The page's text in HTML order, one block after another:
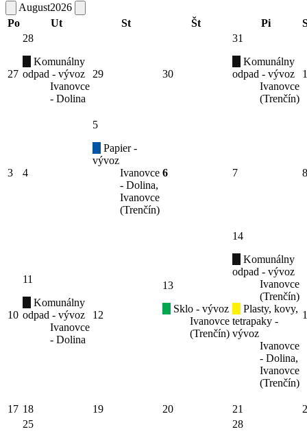
August2026
Po
Ut St Št Pi
27
28
Komunálny
odpad - vývoz
Ivanovce
- Dolina
29 30
31
Komunálny
odpad - vývoz
Ivanovce
(Trenčín)
1
3 4
5
Papier -
vývoz
Ivanovce
- Dolina,
Ivanovce
(Trenčín)
6 7 8
10
11
Komunálny
odpad - vývoz
Ivanovce
- Dolina
12
13
Sklo - vývoz
Ivanovce
(Trenčín)
14
Komunálny
odpad - vývoz
Ivanovce
(Trenčín)
Plasty, kovy,
tetrapaky -
vývoz
Ivanovce
- Dolina,
Ivanovce
(Trenčín)
17 18 19 20 21
25
28